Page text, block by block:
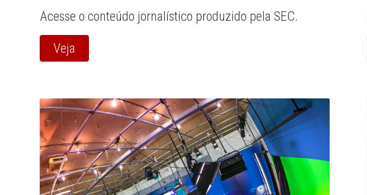
Acesse o conteúdo jornalístico produzido pela SEC.
Veja